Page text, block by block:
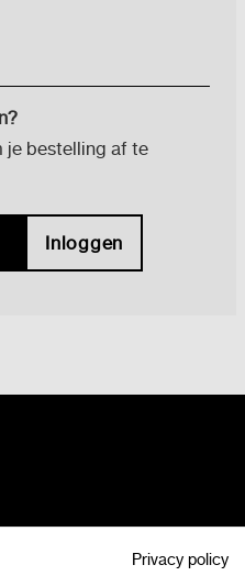
je bestelling af te
Inloggen
Privacy policy